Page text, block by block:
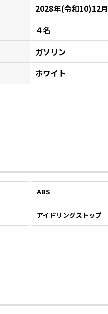
2028年(令和10)12月
４名
ガソリン
ホワイト
ABS
アイドリングストップ